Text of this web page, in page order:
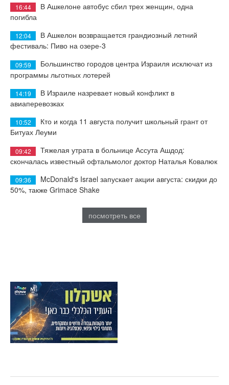
16:44
В Ашкелоне автобус сбил трех женщин, одна
погибла
12:04
В Ашкелон возвращается грандиозный летний
фестиваль: Пиво на озере-3
09:59
Большинство городов центра Израиля исключат из
программы льготных лотерей
14:19
В Израиле назревает новый конфликт в
авиаперевозках
10:52
Кто и когда 11 августа получит школьный грант от
Битуах Леуми
09:42
Тяжелая утрата в больнице Ассута Ашдод:
скончалась известный офтальмолог доктор Наталья Ковалюк
09:36
McDonald's Israel запускает акции августа: скидки до
50%, также Grimace Shake
посмотреть все